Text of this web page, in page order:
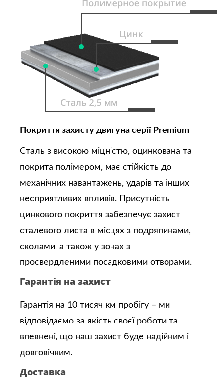
Покриття захисту двигуна серії Premium
Сталь з високою міцністю, оцинкована та
покрита полімером, має стійкість до
механічних навантажень, ударів та інших
несприятливих впливів. Присутність
цинкового покриття забезпечує захист
сталевого листа в місцях з подряпинами,
сколами, а також у зонах з
просвердленими посадковими отворами.
Гарантія на захист
Гарантія на 10 тисяч км пробігу – ми
відповідаємо за якість своєї роботи та
впевнені, що наш захист буде надійним і
довговічним.
Доставка